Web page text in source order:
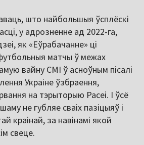
што найбольшыя ўсплёскі
у адрозненне ад 2022-га,
як «Еўрабачанне» ці
матчы ў межах
вайну СМІ ў асноўным пісалі
Украіне ўзбраення,
на тэрыторыю Расеі. І ўсё
не губляе сваіх пазіцыяў і
краінай, за навінамі якой
свеце.